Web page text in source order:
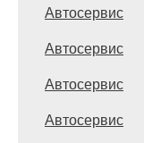
Автосервис
Автосервис
Автосервис
Автосервис